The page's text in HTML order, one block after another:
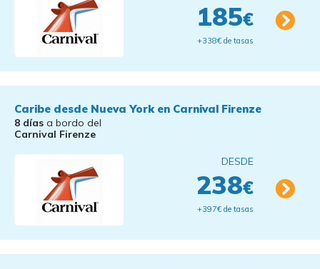
185€
+338€ de tasas
Caribe desde Nueva York en Carnival Firenze
8 días a bordo del
Carnival Firenze
DESDE
238€
+397€ de tasas